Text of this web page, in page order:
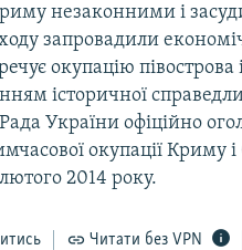
незаконними і
запровадили
окупацію півострова
історичної
України офіційно
окупації Криму
2014 року.
Читати без VPN